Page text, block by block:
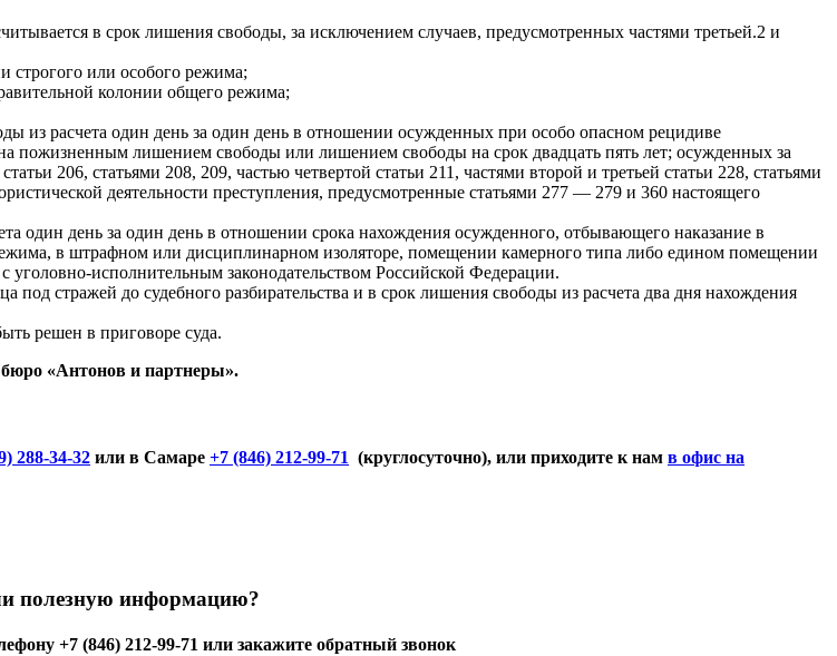
в срок лишения свободы, за исключением случаев, предусмотренных частями третьей.2 и
строгого или особого режима;
колонии общего режима;
из расчета один день за один день в отношении осужденных при особо опасном рецидиве
пожизненным лишением свободы или лишением свободы на срок двадцать пять лет; осужденных за
206, статьями 208, 209, частью четвертой статьи 211, частями второй и третьей статьи 228, статьями
деятельности преступления, предусмотренные статьями 277 — 279 и 360 настоящего
один день за один день в отношении срока нахождения осужденного, отбывающего наказание в
в штрафном или дисциплинарном изоляторе, помещении камерного типа либо едином помещении
исполнительным законодательством Российской Федерации.
стражей до судебного разбирательства и в срок лишения свободы из расчета два дня нахождения
решен в приговоре суда.
«Антонов и партнеры».
288-34-32 или в Самаре +7 (846) 212-99-71 (круглосуточно), или приходите к нам в офис на
полезную информацию?
+7 (846) 212-99-71 или закажите обратный звонок